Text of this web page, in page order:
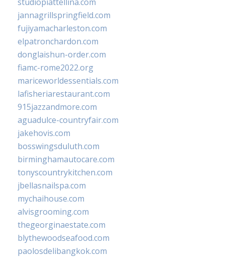
jannagrillspringfield.com
fujiyamacharleston.com
elpatronchardon.com
donglaishun-order.com
fiamc-rome2022.org
mariceworldessentials.com
lafisheriarestaurant.com
915jazzandmore.com
aguadulce-countryfair.com
jakehovis.com
bosswingsduluth.com
birminghamautocare.com
tonyscountrykitchen.com
jbellasnailspa.com
mychaihouse.com
alvisgrooming.com
thegeorginaestate.com
blythewoodseafood.com
paolosdelibangkok.com